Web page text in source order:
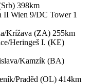
398km
Wien 9/DC Tower 1
Krížava (ZA) 255km
Heringeš I. (KE)
Kamzík (BA)
Praděd (OL) 414km